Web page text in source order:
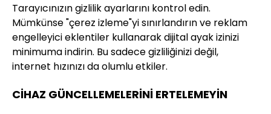
Tarayıcınızın gizlilik ayarlarını kontrol edin.
Mümkünse "çerez izleme"yi sınırlandırın ve reklam
engelleyici eklentiler kullanarak dijital ayak izinizi
minimuma indirin. Bu sadece gizliliğinizi değil,
internet hızınızı da olumlu etkiler.
CİHAZ GÜNCELLEMELERİNİ ERTELEMEYİN